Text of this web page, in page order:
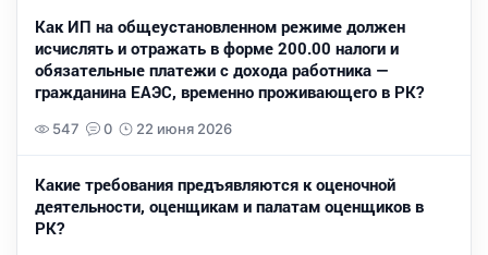
Как ИП на общеустановленном режиме должен
исчислять и отражать в форме 200.00 налоги и
обязательные платежи с дохода работника —
гражданина ЕАЭС, временно проживающего в РК?
547 0 22 июня 2026
Какие требования предъявляются к оценочной
деятельности, оценщикам и палатам оценщиков в
РК?